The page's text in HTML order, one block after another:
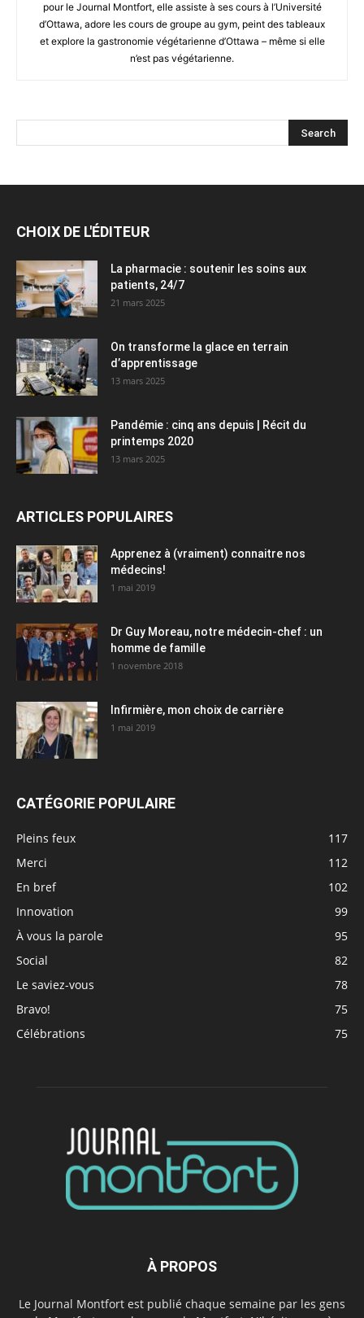
pour le Journal Montfort, elle assiste à ses cours à l’Université
d’Ottawa, adore les cours de groupe au gym, peint des tableaux
et explore la gastronomie végétarienne d’Ottawa – même si elle
n’est pas végétarienne.
CHOIX DE L'ÉDITEUR
La pharmacie : soutenir les soins aux
patients, 24/7
21 mars 2025
On transforme la glace en terrain
d’apprentissage
13 mars 2025
Pandémie : cinq ans depuis | Récit du
printemps 2020
13 mars 2025
ARTICLES POPULAIRES
Apprenez à (vraiment) connaitre nos
médecins!
1 mai 2019
Dr Guy Moreau, notre médecin-chef : un
homme de famille
1 novembre 2018
Infirmière, mon choix de carrière
1 mai 2019
CATÉGORIE POPULAIRE
Pleins feux
117
Merci
112
En bref
102
Innovation
99
À vous la parole
95
Social
82
Le saviez-vous
78
Bravo!
75
Célébrations
75
À PROPOS
Le Journal Montfort est publié chaque semaine par les gens